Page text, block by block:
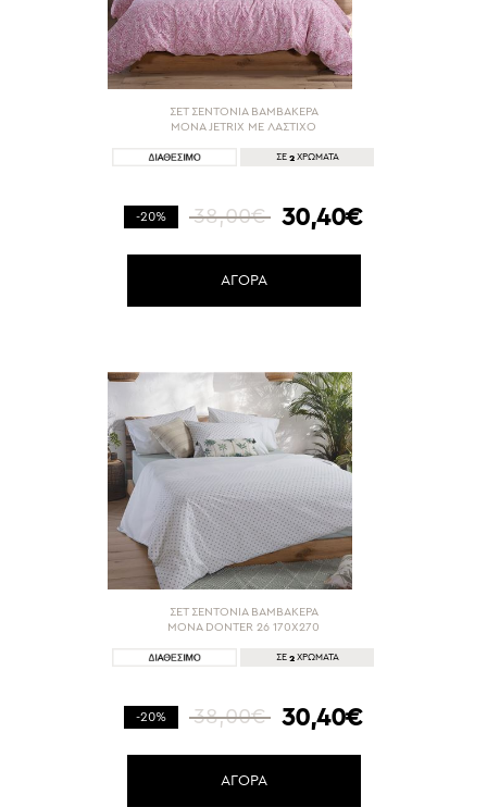
ΣΕΤ ΣΕΝΤΟΝΙΑ ΒΑΜΒΑΚΕΡΑ
ΜΟΝΑ JETRIX ΜΕ ΛΑΣΤΙΧΟ
ΣΕ 2 ΧΡΩΜΑΤΑ
-20% 38,00€ 30,40€
ΑΓΟΡΑ
ΣΕΤ ΣΕΝΤΟΝΙΑ ΒΑΜΒΑΚΕΡΑ
ΜΟΝΑ DONTER 26 170X270
ΣΕ 2 ΧΡΩΜΑΤΑ
-20% 38,00€ 30,40€
ΑΓΟΡΑ